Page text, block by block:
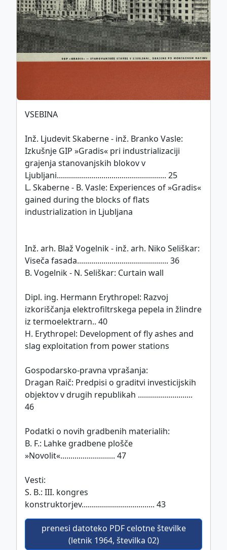
ISSN: 0017-2774
e-ISSN: 2536-4332
COBISS.SI-ID: 859140
UDK: 05:625
international license.
Politika piškotkov
©ZDGITS1951-2026
VSEBINA
Inž. Ljudevit Skaberne - inž. Branko Vasle:
Izkušnje GIP »Gradis« pri industrializaciji
grajenja stanovanjskih blokov v
Ljubljani...................................................... 25
L. Skaberne - B. Vasle: Experiences of »Gradis«
gained during the blocks of flats
industrialization in Ljubljana
Inž. arh. Blaž Vogelnik - inž. arh. Niko Seliškar:
Viseča fasada............................................. 36
B. Vogelnik - N. Seliškar: Curtain wall
Dipl. ing. Hermann Erythropel: Razvoj
izkoriščanja elektrofiltrskega pepela in žlindre
iz termoelektrarn.. 40
H. Erythropel: Development of fly ashes and
slag exploitation from power stations
Gospodarsko-pravna vprašanja:
Dragan Raič: Predpisi o graditvi investicijskih
objektov v drugih republikah ...........................
46
Podatki o novih gradbenih materialih:
B. F.: Lahke gradbene plošče
»Novolit«........................... 47
Vesti:
S. B.: III. kongres
konstruktorjev.................................... 43
prenesi datoteko PDF celotne številke
(letnik 1964, številka 02)